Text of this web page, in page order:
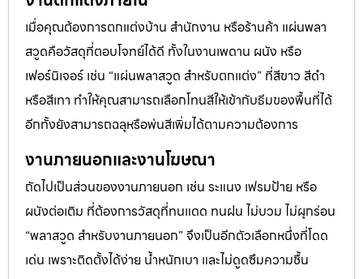
เมื่อคุณต้องการตกแต่งบ้าน สำนักงาน หรือร้านค้า แผ่นพลา
สวูดคือวัสดุที่ตอบโจทย์ได้ดี ทั้งในงานเพดาน ผนัง หรือ
เฟอร์นิเจอร์ เช่น “แผ่นพลาสวูด สำหรับตกแต่ง” ที่สีขาว สีดำ
หรือสีเทา ทำให้คุณสามารถเลือกโทนสีให้เข้ากับธีมของพื้นที่ได้
อีกทั้งยังสามารถฉลุหรือพ่นสีเพิ่มได้ตามความต้องการ
งานภายนอกและงานโฆษณา
ถัดไปเป็นส่วนของงานภายนอก เช่น ระแนง เฟรมป้าย หรือ
ผนังต่อเติม ที่ต้องการวัสดุที่ทนแดด ทนฝน ไม่บวม ไม่ผุกร่อน
“พลาสวูด สำหรับงานภายนอก” จึงเป็นอีกตัวเลือกหนึ่งที่โดด
เด่น เพราะติดตั้งได้ง่าย น้ำหนักเบา และไม่ดูดซึมความชื้น